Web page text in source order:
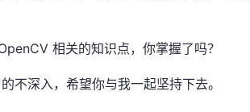
相关的知识点，你掌握了吗？
不深入，希望你与我一起坚持下去。